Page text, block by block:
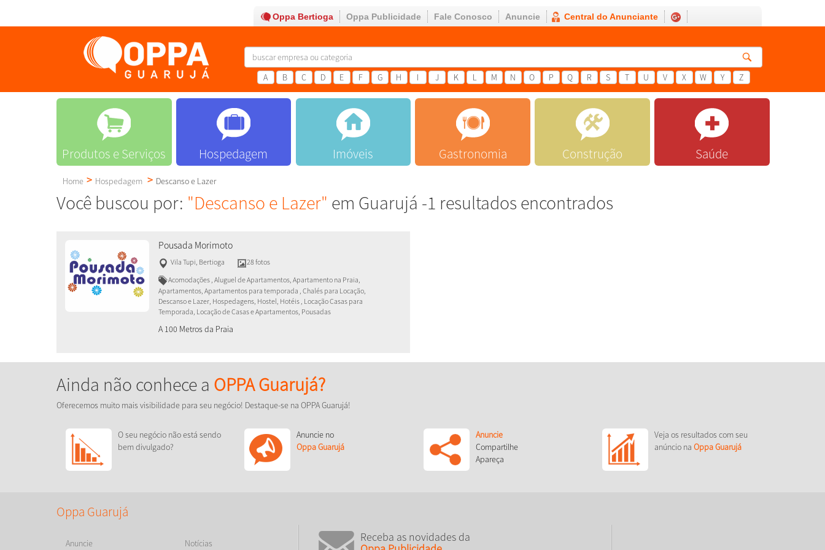
Oppa Bertioga Oppa Publicidade Fale Conosco Anuncie Central do Anunciante
A B C D E F G H I J K L M N O P Q R S T U V X W Y Z
Produtos e Serviços Hospedagem Imóveis Gastronomia Construção Saúde
Home Hospedagem Descanso e Lazer
Você buscou por: "Descanso e Lazer" em Guarujá -1 resultados encontrados
Pousada Morimoto
Vila Tupi, Bertioga
28 fotos
Acomodações , Aluguel de Apartamentos, Apartamento na Praia,
Apartamentos, Apartamentos para temporada , Chalés para Locação,
Descanso e Lazer, Hospedagens, Hostel, Hotéis , Locação Casas para
Temporada, Locação de Casas e Apartamentos, Pousadas
A 100 Metros da Praia
Ainda não conhece a OPPA Guarujá?
Oferecemos muito mais visibilidade para seu negócio! Destaque-se na OPPA Guarujá!
O seu negócio não está sendo
bem divulgado?
Anuncie no
Oppa Guarujá
Anuncie
Compartilhe
Apareça
Veja os resultados com seu
anúncio na Oppa Guarujá
Oppa Guarujá
Anuncie Notícias
Receba as novidades da